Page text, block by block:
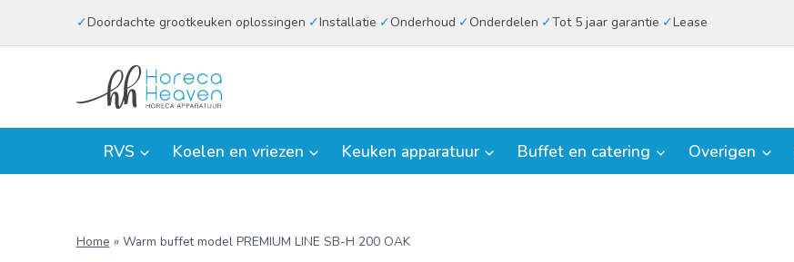
Doordachte grootkeuken oplossingen Installatie Onderhoud Onderdelen Tot 5 jaar garantie Lease
RVS Koelen en vriezen Keuken apparatuur Buffet en catering Overigen
Home » Warm buffet model PREMIUM LINE SB-H 200 OAK